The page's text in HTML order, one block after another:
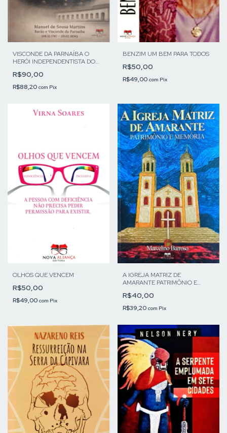
VISCONDE DA PARNAÍBA O
HERÓI INDEPENDENTISTA DO
R$90,00
R$88,20 com Pix
BENZIM UM BEM PARA TODOS
R$50,00
R$49,00 com Pix
OLHOS QUE VENCEM
R$50,00
R$49,00 com Pix
A IGREJA MATRIZ DE
AMARANTE PATRIMÔNIO E
R$40,00
R$39,20 com Pix